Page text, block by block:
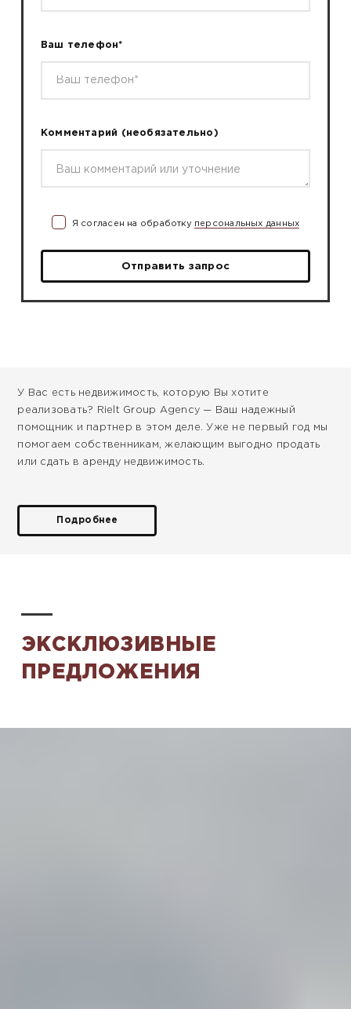
Ваш телефон*
Комментарий (необязательно)
Я согласен на обработку персональных данных
Отправить запрос
У Вас есть недвижимость, которую Вы хотите
реализовать? Rielt Group Agency — Ваш надежный
помощник и партнер в этом деле. Уже не первый год мы
помогаем собственникам, желающим выгодно продать
или сдать в аренду недвижимость.
Подробнее
ЭКСКЛЮЗИВНЫЕ
ПРЕДЛОЖЕНИЯ